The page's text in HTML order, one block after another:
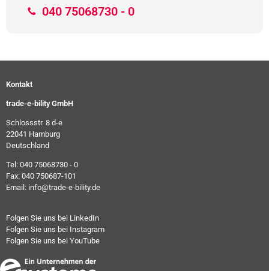
040 75068730 - 0
Kontakt
trade-e-bility GmbH
Schlossstr. 8 d-e
22041 Hamburg
Deutschland
Tel: 040 75068730 - 0
Fax: 040 750687-101
Email: info@trade-e-bility.de
Folgen Sie uns bei LinkedIn
Folgen Sie uns bei Instagram
Folgen Sie uns bei YouTube